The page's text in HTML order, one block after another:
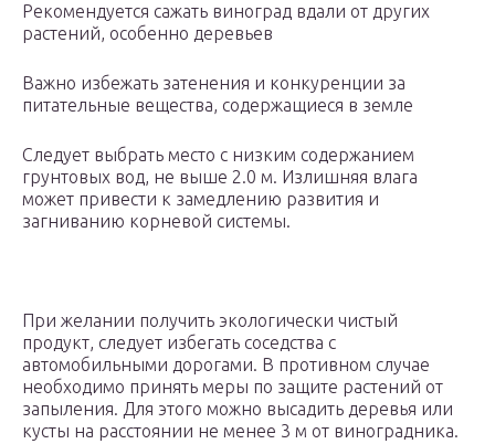
Рекомендуется сажать виноград вдали от других
растений, особенно деревьев
Важно избежать затенения и конкуренции за
питательные вещества, содержащиеся в земле
Следует выбрать место с низким содержанием
грунтовых вод, не выше 2.0 м. Излишняя влага
может привести к замедлению развития и
загниванию корневой системы.
При желании получить экологически чистый
продукт, следует избегать соседства с
автомобильными дорогами. В противном случае
необходимо принять меры по защите растений от
запыления. Для этого можно высадить деревья или
кусты на расстоянии не менее 3 м от виноградника.